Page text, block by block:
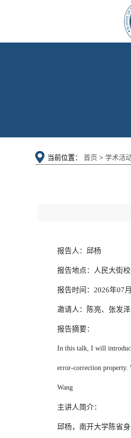
当前位置： 首页 > 学术活
报告人：邱杨
报告地点：人民大街
报告时间：2026年07
邀请人：陈亮、张发泽
报告摘要：
In this talk, I will
error-correction property.
Wang
主讲人简介：
邱杨，南开大学陈省